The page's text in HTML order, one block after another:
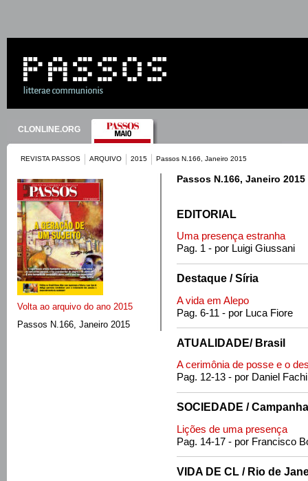
CLONLINE.ORG
REVISTA PASSOS ARQUIVO 2015 Passos N.166, Janeiro 2015
Volta ao arquivo do ano 2015
Passos N.166, Janeiro 2015
Passos N.166, Janeiro 2015
EDITORIAL
Uma presença estranha
Pag. 1 - por Luigi Giussani
Destaque / Síria
A vida em Alepo
Pag. 6-11 - por Luca Fiore
ATUALIDADE/ Brasil
A cerimônia de posse e o
Pag. 12-13 - por Daniel
SOCIEDADE /
Lições de uma presença
Pag. 14-17 - por Francisco
VIDA DE CL / Rio de